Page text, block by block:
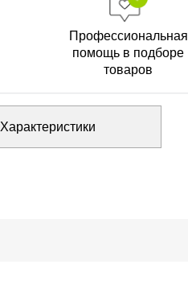
Профессиональная
помощь в подборе
товаров
Характеристики